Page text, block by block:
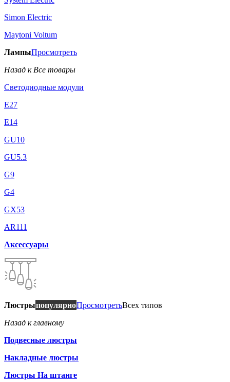
Simon Electric
Maytoni Voltum
ЛампыПросмотреть
Назад к Все товары
Светодиодные модули
E27
E14
GU10
GU5.3
G9
G4
GX53
AR111
Аксессуары
ЛюстрыпопулярноПросмотретьВсех типов
Назад к главному
Подвесные люстры
Накладные люстры
Люстры На штанге